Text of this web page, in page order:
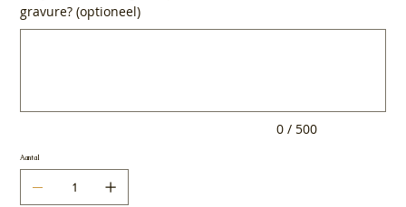
gravure? (optioneel)
0 / 500
Aantal